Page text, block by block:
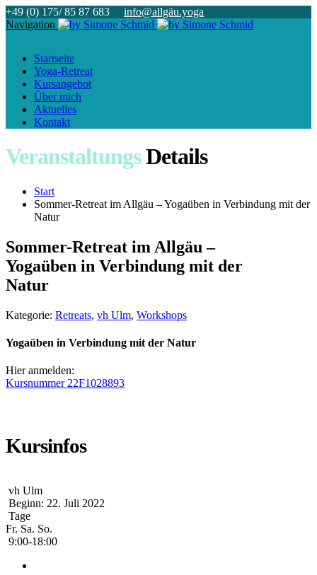
+49 (0) 175/ 85 87 683 info@allgäu.yoga
Navigation
Startseite
Yoga-Retreat
Kursangebot
Über mich
Aktuelles
Kontakt
VeranstaltungsDetails
Start
Sommer-Retreat im Allgäu – Yogaüben in Verbindung mit der
Natur
Sommer-Retreat im Allgäu –
Yogaüben in Verbindung mit der
Natur
Kategorie: Retreats, vh Ulm, Workshops
Yogaüben in Verbindung mit der Natur
Hier anmelden:
Kursnummer 22F1028893
Kursinfos
vh Ulm
Beginn: 22. Juli 2022
Tage
Fr. Sa. So.
9:00-18:00